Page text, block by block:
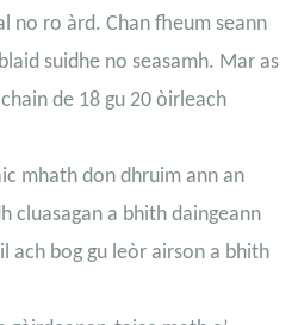
no ro àrd. Chan fheum seann
suidhe no seasamh. Mar as
de 18 gu 20 òirleach
mhath don dhruim ann an
cluasagan a bhith daingeann
ach bog gu leòr airson a bhith